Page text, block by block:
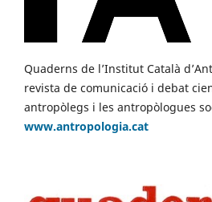
Quaderns de l’Institut Català
revista de comunicació i debat
antropòlegs i les antropòlogues
www.antropologia.cat